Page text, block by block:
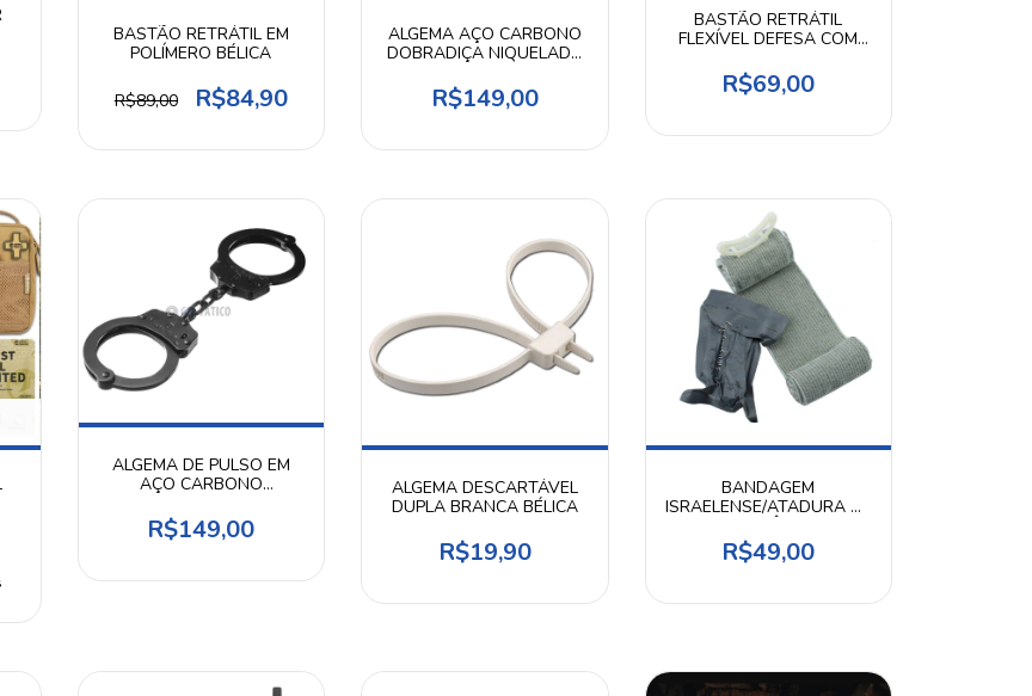
BASTÃO RETRÁTIL EM
POLÍMERO BÉLICA
R$89,00 R$84,90
ALGEMA AÇO CARBONO
DOBRADIÇA NIQUELADA
R$149,00
BASTÃO RETRÁTIL
FLEXÍVEL DEFESA COM
ANTIDERRAPANTE
R$69,00
ALGEMA DE PULSO EM
AÇO CARBONO
INVICTUS
R$149,00
ALGEMA DESCARTÁVEL
DUPLA BRANCA BÉLICA
R$19,90
BANDAGEM
ISRAELENSE/ATADURA DE
R$49,00